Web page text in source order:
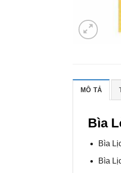
MÔ TẢ
Bìa
Bìa
Bìa